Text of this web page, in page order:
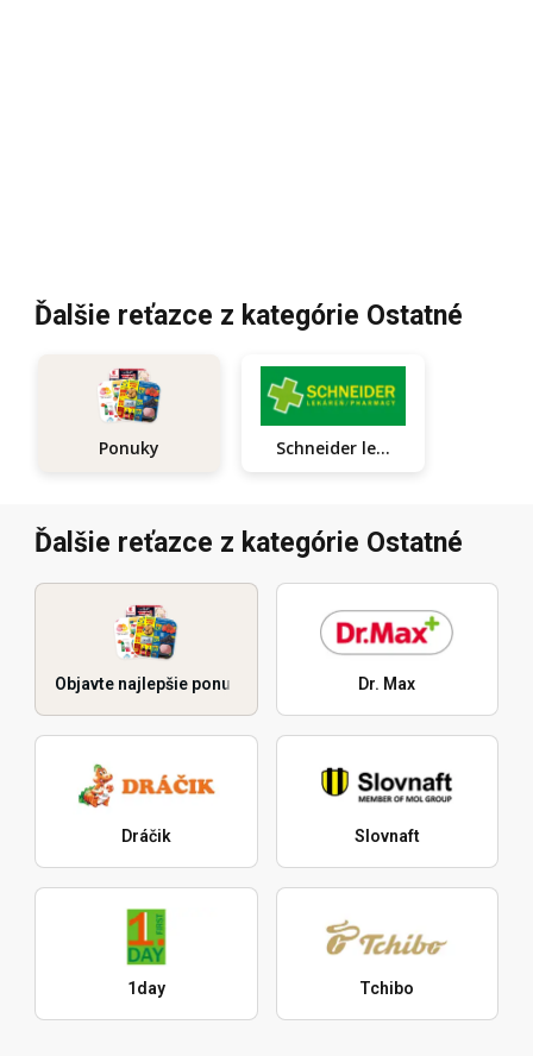
Ďalšie reťazce z kategórie Ostatné
Ponuky Schneider lekáreň
Ďalšie reťazce z kategórie Ostatné
Objavte najlepšie ponuky Dr. Max
Dráčik Slovnaft
1day Tchibo